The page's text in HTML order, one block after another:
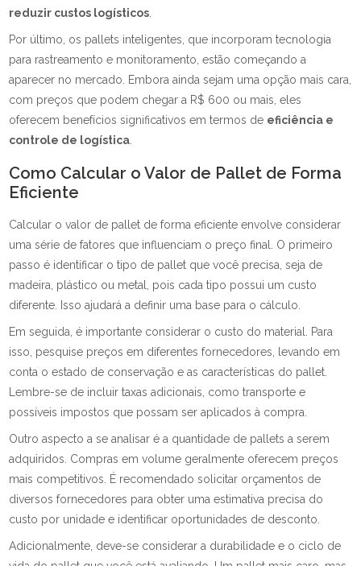
reduzir custos logísticos
Por último, os pallets inteligentes, que incorporam tecnologia
para rastreamento e monitoramento, estão começando a
aparecer no mercado. Embora ainda sejam uma opção mais cara,
com preços que podem chegar a R$ 600 ou mais, eles
oferecem benefícios significativos em termos de eficiência e
controle de logística
Como Calcular o Valor de Pallet de Forma
Eficiente
Calcular o valor de pallet de forma eficiente envolve considerar
uma série de fatores que influenciam o preço final. O primeiro
passo é identificar o tipo de pallet que você precisa, seja de
madeira, plástico ou metal, pois cada tipo possui um custo
diferente. Isso ajudará a definir uma base para o cálculo.
Em seguida, é importante considerar o custo do material. Para
isso, pesquise preços em diferentes fornecedores, levando em
conta o estado de conservação e as características do pallet.
Lembre-se de incluir taxas adicionais, como transporte e
possíveis impostos que possam ser aplicados à compra.
Outro aspecto a se analisar é a quantidade de pallets a serem
adquiridos. Compras em volume geralmente oferecem preços
mais competitivos. É recomendado solicitar orçamentos de
diversos fornecedores para obter uma estimativa precisa do
custo por unidade e identificar oportunidades de desconto.
Adicionalmente, deve-se considerar a durabilidade e o ciclo de